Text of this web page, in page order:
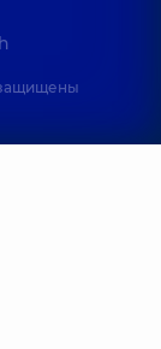
защищены